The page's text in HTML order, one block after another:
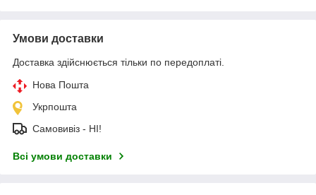
Умови доставки
Доставка здійснюється тільки по передоплаті.
Нова Пошта
Укрпошта
Самовивіз - НІ!
Всі умови доставки